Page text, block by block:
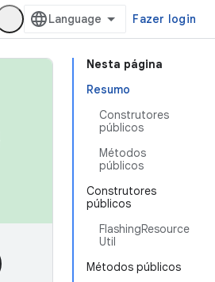
Fazer login
Nesta página
Resumo
Construtores
públicos
Métodos
públicos
Construtores
públicos
FlashingResource
Util
Métodos públicos